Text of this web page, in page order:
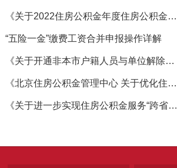
《关于2022住房公积金年度住房公积金缴存有关问题的通知》政策解读
“五险一金”缴费工资合并申报操作详解
《关于开通非本市户籍人员与单位解除劳动关系销户提取住房公积金网上办结的公告》
《北京住房公积金管理中心 关于优化住房公积金个人住房贷款服务 的十条具体措施》
《关于进一步实现住房公积金服务“跨省通办”的通知》